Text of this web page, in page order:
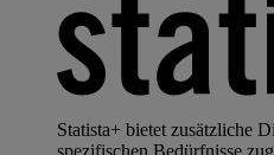
Statista+ bietet zusätzliche
spezifischen Bedürfnisse